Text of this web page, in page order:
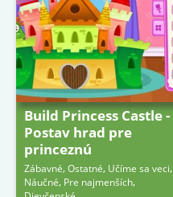
Build Princess Castle -
Postav hrad pre
princeznú
Zábavné,Ostatné, Učíme sa veci,
Náučné, Pre najmenších,